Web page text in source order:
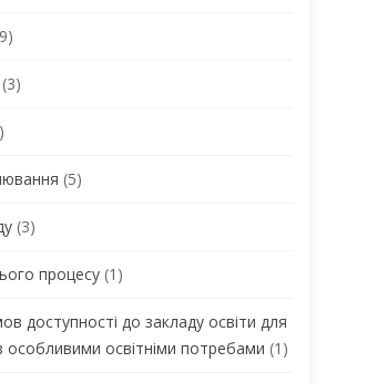
(5)
(3)
процесу(1)
доступності до закладу освіти для
особливими освітніми потребами (1)